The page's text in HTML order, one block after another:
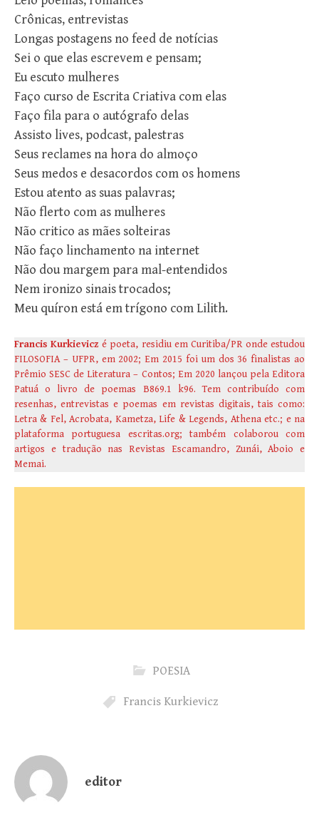
Crônicas, entrevistas
Longas postagens no feed de notícias
Sei o que elas escrevem e pensam;
Eu escuto mulheres
Faço curso de Escrita Criativa com elas
Faço fila para o autógrafo delas
Assisto lives, podcast, palestras
Seus reclames na hora do almoço
Seus medos e desacordos com os homens
Estou atento as suas palavras;
Não flerto com as mulheres
Não critico as mães solteiras
Não faço linchamento na internet
Não dou margem para mal-entendidos
Nem ironizo sinais trocados;
Meu quíron está em trígono com Lilith.
Francis Kurkievicz é poeta, residiu em Curitiba/PR onde estudou
FILOSOFIA – UFPR, em 2002; Em 2015 foi um dos 36 finalistas ao
Prêmio SESC de Literatura – Contos; Em 2020 lançou pela Editora
Patuá o livro de poemas B869.1 k96. Tem contribuído com
resenhas, entrevistas e poemas em revistas digitais, tais como:
Letra & Fel, Acrobata, Kametza, Life & Legends, Athena etc.; e na
plataforma portuguesa escritas.org; também colaborou com
artigos e tradução nas Revistas Escamandro, Zunái, Aboio e
Memai.
POESIA
Francis Kurkievicz
editor